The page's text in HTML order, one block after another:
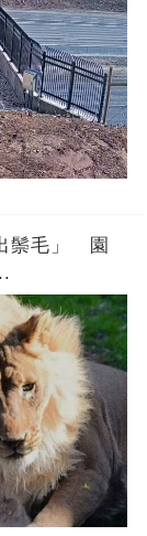
鬃毛」 園